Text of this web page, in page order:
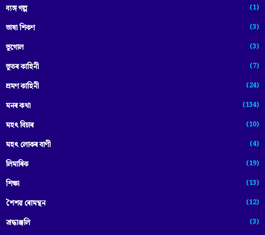
ব্যঙ্গ গল্প (1)
ভাষা শিকণ (3)
ভূগোল (3)
ভূতৰ কাহিনী (7)
ভ্ৰমণ কাহিনী (24)
মনৰ কথা (134)
মহৎ বিচাৰ (10)
মহৎ লোকৰ বাণী (4)
লিমাৰিক (19)
শিক্ষা (13)
শৈশৱ ৰোমন্থন (12)
শ্ৰদ্ধাঞ্জলি (3)